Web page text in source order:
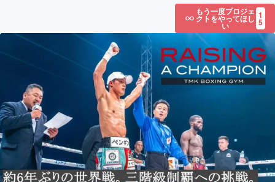
もう一度プロジェ
クトをやってほし
い
1
5